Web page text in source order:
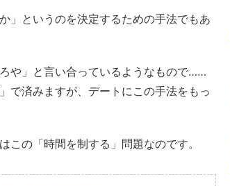
」というのを決定するための手法でもあ
や」と言い合っているようなもので……
で済みますが、デートにこの手法をもっ
この「時間を制する」問題なのです。